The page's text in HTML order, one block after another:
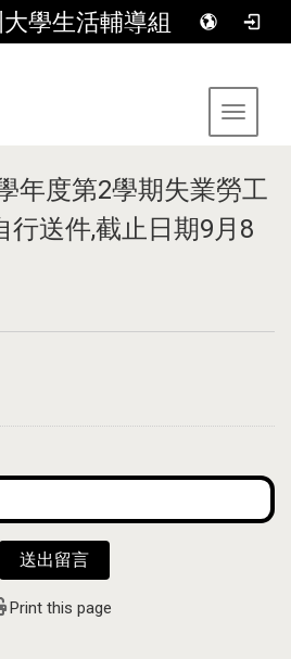
學生活輔導組
Toggle
年度第2學期失業勞工
行送件,截止日期9月8
送出留言
Print this page